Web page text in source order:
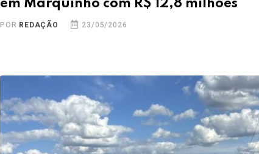
em Marquinho com R$ 12,8 milhões
POR REDAÇÃO 23/05/2026